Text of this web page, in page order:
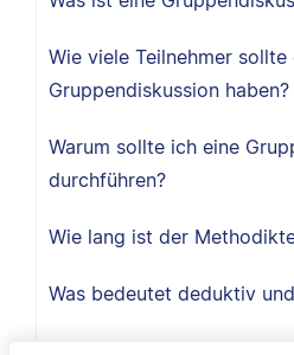
Wie viele Teilnehmer sollte
Gruppendiskussion haben?
Warum sollte ich eine
durchführen?
Wie lang ist der
Was bedeutet deduktiv